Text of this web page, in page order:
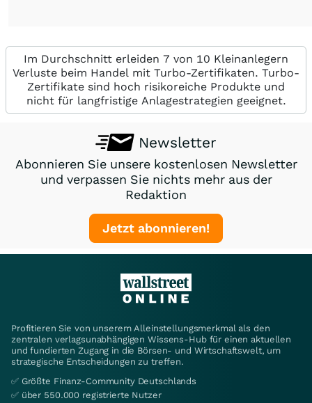
Im Durchschnitt erleiden 7 von 10 Kleinanlegern
Verluste beim Handel mit Turbo-Zertifikaten. Turbo-
Zertifikate sind hoch risikoreiche Produkte und
nicht für langfristige Anlagestrategien geeignet.
Newsletter
Abonnieren Sie unsere kostenlosen Newsletter
und verpassen Sie nichts mehr aus der
Redaktion
Jetzt abonnieren!
Profitieren Sie von unserem Alleinstellungsmerkmal als den
zentralen verlagsunabhängigen Wissens-Hub für einen aktuellen
und fundierten Zugang in die Börsen- und Wirtschaftswelt, um
strategische Entscheidungen zu treffen.
✅ Größte Finanz-Community Deutschlands
✅ über 550.000 registrierte Nutzer